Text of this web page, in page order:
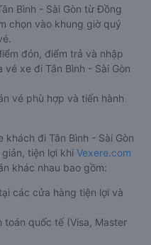
Bình - Sài Gòn từ Đồng
chọn vào khung giờ quý
đón, điểm trả và nhập
xe đi Tân Bình - Sài Gòn
vé phù hợp và tiến hành
đi Tân Bình - Sài Gòn
tiện lợi khi Vexere.com
khác nhau bao gồm:
các cửa hàng tiện lợi và
toán quốc tế (Visa, Master